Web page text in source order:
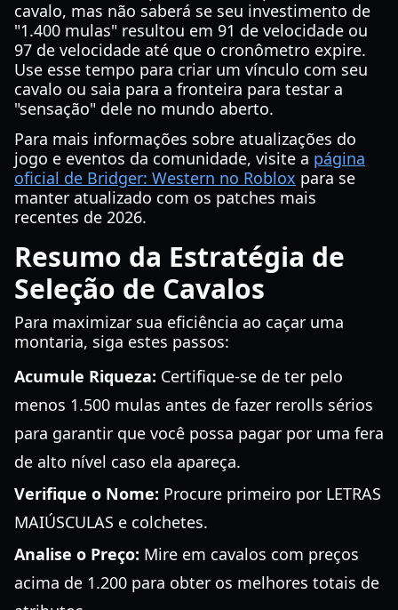
cavalo, mas não saberá se seu investimento de
"1.400 mulas" resultou em 91 de velocidade ou
97 de velocidade até que o cronômetro expire.
Use esse tempo para criar um vínculo com seu
cavalo ou saia para a fronteira para testar a
"sensação" dele no mundo aberto.
Para mais informações sobre atualizações do
jogo e eventos da comunidade, visite a página
oficial de Bridger: Western no Roblox para se
manter atualizado com os patches mais
recentes de 2026.
Resumo da Estratégia de
Seleção de Cavalos
Para maximizar sua eficiência ao caçar uma
montaria, siga estes passos:
Acumule Riqueza: Certifique-se de ter pelo
menos 1.500 mulas antes de fazer rerolls sérios
para garantir que você possa pagar por uma fera
de alto nível caso ela apareça.
Verifique o Nome: Procure primeiro por LETRAS
MAIÚSCULAS e colchetes.
Analise o Preço: Mire em cavalos com preços
acima de 1.200 para obter os melhores totais de